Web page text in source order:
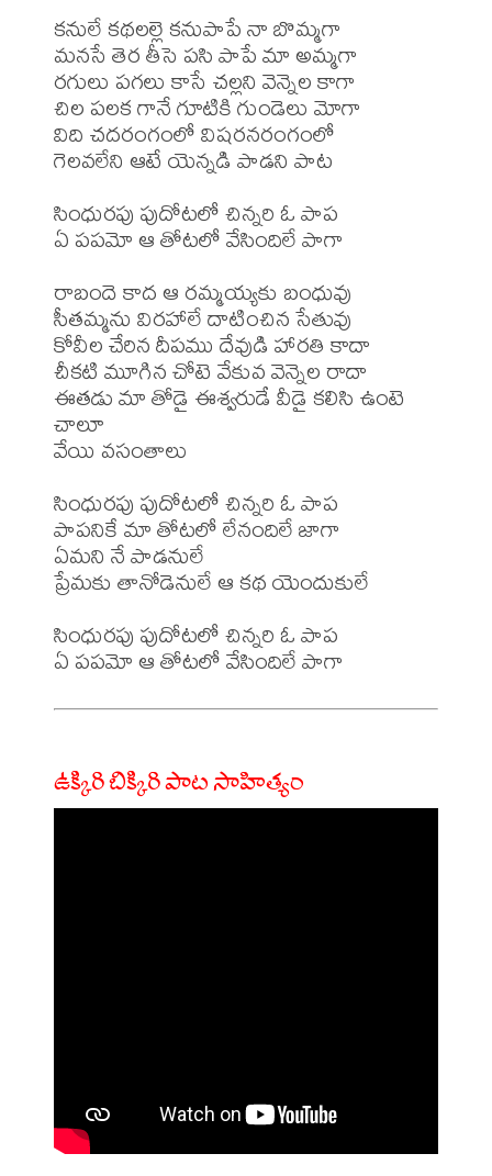
కనులే కథలల్లె కనుపాపే నా బొమ్మగా
మనసే తెర తీసె పసి పాపే మా అమ్మగా
రగులు పగలు కాసే చల్లని వెన్నెల కాగా
చిల పలక గానే గూటికి గుండెలు మోగా
విది చదరంగంలో విషరనరంగంలో
గెలవలేని ఆటే యెన్నడి పాడని పాట
సింధురపు పుదోటలో చిన్నరి ఓ పాప
ఏ పపమో ఆ తోటలో వేసిందిలే పాగా
రాబందె కాద ఆ రమ్మయ్యకు బంధువు
సీతమ్మను విరహాలే దాటించిన సేతువు
కోవీల చేరిన దీపము దేవుడి హారతి కాదా
చీకటి మూగిన చోటె వేకువ వెన్నెల రాదా
ఈతడు మా తోడై ఈశ్వరుడే వీడై కలిసి ఉంటె
చాలూ
వేయి వసంతాలు
సింధురపు పుదోటలో చిన్నరి ఓ పాప
పాపనికే మా తోటలో లేనందిలే జాగా
ఏమని నే పాడనులే
ప్రేమకు తానోడెనులే ఆ కథ యెందుకులే
సింధురపు పుదోటలో చిన్నరి ఓ పాప
ఉక్కిరి బిక్కిరి పాట సాహిత్యం